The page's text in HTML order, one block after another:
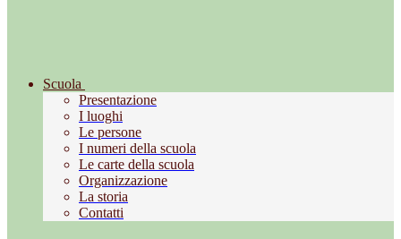
Scuola
Presentazione
I luoghi
Le persone
I numeri della scuola
Le carte della scuola
Organizzazione
La storia
Contatti